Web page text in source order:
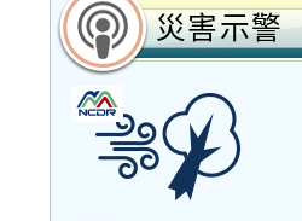
災害示警